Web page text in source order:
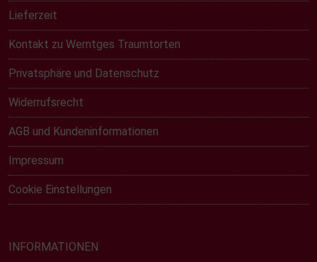
Lieferzeit
Kontakt zu Werntges Traumtorten
Privatsphäre und Datenschutz
Widerrufsrecht
AGB und Kundeninformationen
Impressum
Cookie Einstellungen
INFORMATIONEN